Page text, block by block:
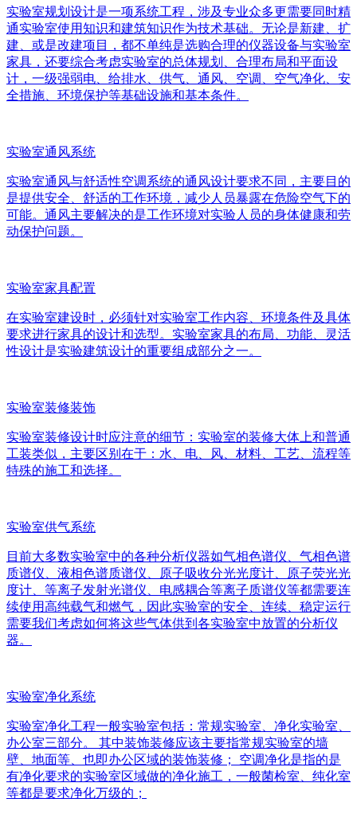
实验室规划设计是一项系统工程，涉及专业众多更需要同时精
通实验室使用知识和建筑知识作为技术基础。无论是新建、扩
建、或是改建项目，都不单纯是选购合理的仪器设备与实验室
家具，还要综合考虑实验室的总体规划、合理布局和平面设
计，一级强弱电、给排水、供气、通风、空调、空气净化、安
全措施、环境保护等基础设施和基本条件。
实验室通风系统
实验室通风与舒适性空调系统的通风设计要求不同，主要目的
是提供安全、舒适的工作环境，减少人员暴露在危险空气下的
可能。通风主要解决的是工作环境对实验人员的身体健康和劳
动保护问题。
实验室家具配置
在实验室建设时，必须针对实验室工作内容、环境条件及具体
要求进行家具的设计和选型。实验室家具的布局、功能、灵活
性设计是实验建筑设计的重要组成部分之一。
实验室装修装饰
实验室装修设计时应注意的细节：实验室的装修大体上和普通
工装类似，主要区别在于：水、电、风、材料、工艺、流程等
特殊的施工和选择。
实验室供气系统
目前大多数实验室中的各种分析仪器如气相色谱仪、气相色谱
质谱仪、液相色谱质谱仪、原子吸收分光光度计、原子荧光光
度计、等离子发射光谱仪、电感耦合等离子质谱仪等都需要连
续使用高纯载气和燃气，因此实验室的安全、连续、稳定运行
需要我们考虑如何将这些气体供到各实验室中放置的分析仪
器。
实验室净化系统
实验室净化工程一般实验室包括：常规实验室、净化实验室、
办公室三部分。 其中装饰装修应该主要指常规实验室的墙
壁、地面等、也即办公区域的装饰装修； 空调净化是指的是
有净化要求的实验室区域做的净化施工，一般菌检室、纯化室
等都是要求净化万级的；